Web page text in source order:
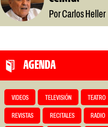
Por Carlos Heller
AGENDA
VIDEOS TELEVISIÓN TEATRO
REVISTAS RECITALES RADIO